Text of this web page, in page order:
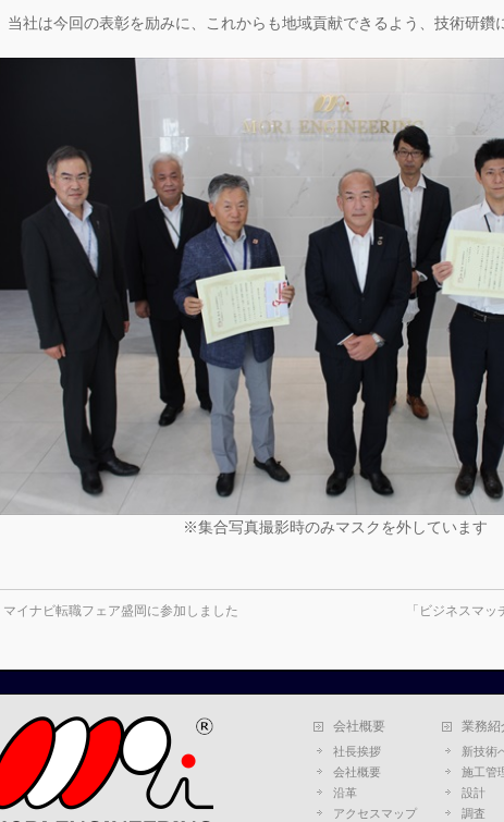
当社は今回の表彰を励みに、これからも地域貢献できるよう、技術研鑽
※集合写真撮影時のみマスクを外しています
マイナビ転職フェア盛岡に参加しました 「ビジネスマ
会社概要
社長挨拶
会社概要
沿革
アクセスマップ
業務紹
新技術
施工管
設計
調査